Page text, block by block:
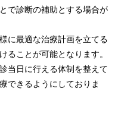
で診断の補助とする場合が
に最適な治療計画を立てる
ることが可能となります。
当日に行える体制を整えて
できるようにしておりま